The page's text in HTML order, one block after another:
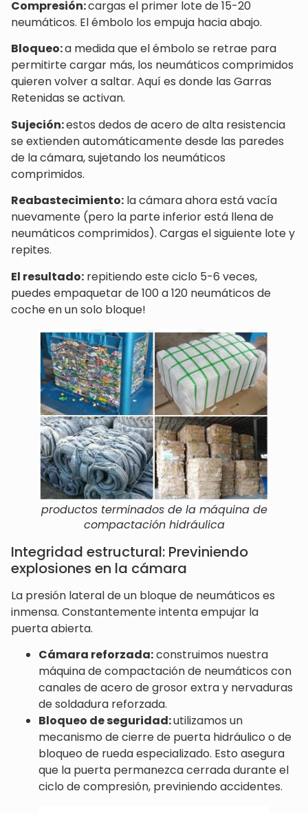
Compresión:cargas el primer lote de 15-20
neumáticos. El émbolo los empuja hacia abajo.
Bloqueo:a medida que el émbolo se retrae para
permitirte cargar más, los neumáticos comprimidos
quieren volver a saltar. Aquí es donde las Garras
Retenidas se activan.
Sujeción:estos dedos de acero de alta resistencia
se extienden automáticamente desde las paredes
de la cámara, sujetando los neumáticos
comprimidos.
Reabastecimiento: la cámara ahora está vacía
nuevamente (pero la parte inferior está llena de
neumáticos comprimidos). Cargas el siguiente lote y
repites.
El resultado: repitiendo este ciclo 5-6 veces,
puedes empaquetar de 100 a 120 neumáticos de
coche en un solo bloque!
productos terminados de la máquina de
compactación hidráulica
Integridad estructural: Previniendo
explosiones en la cámara
La presión lateral de un bloque de neumáticos es
inmensa. Constantemente intenta empujar la
puerta abierta.
Cámara reforzada:construimos nuestra
máquina de compactación de neumáticos con
canales de acero de grosor extra y nervaduras
de soldadura reforzada.
Bloqueo de seguridad:utilizamos un
mecanismo de cierre de puerta hidráulico o de
bloqueo de rueda especializado. Esto asegura
que la puerta permanezca cerrada durante el
ciclo de compresión, previniendo accidentes.